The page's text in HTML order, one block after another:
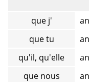
que j'
que tu
qu'il, qu'elle
que nous